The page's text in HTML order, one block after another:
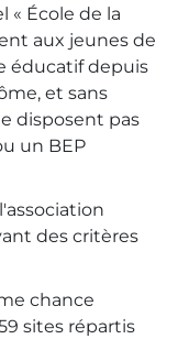
« École de la
aux jeunes de
éducatif depuis
et sans
disposent pas
un BEP
des critères
chance
sites répartis